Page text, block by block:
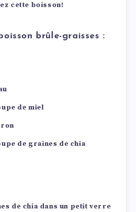
cette boisson!
brûle-graisses :
de miel
de graines de chia
de chia dans un petit verre